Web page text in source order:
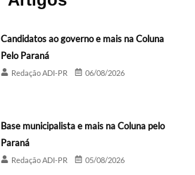
Candidatos ao governo e mais na Coluna
Pelo Paraná
Redação ADI-PR 06/08/2026
Base municipalista e mais na Coluna pelo
Paraná
Redação ADI-PR 05/08/2026